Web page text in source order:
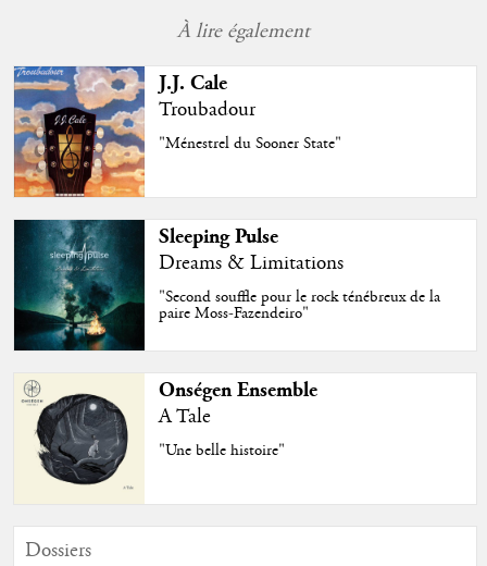
À lire également
J.J. Cale
Troubadour
"Ménestrel du Sooner State"
Sleeping Pulse
Dreams & Limitations
"Second souffle pour le rock ténébreux de la
paire Moss-Fazendeiro"
Onségen Ensemble
A Tale
"Une belle histoire"
Dossiers